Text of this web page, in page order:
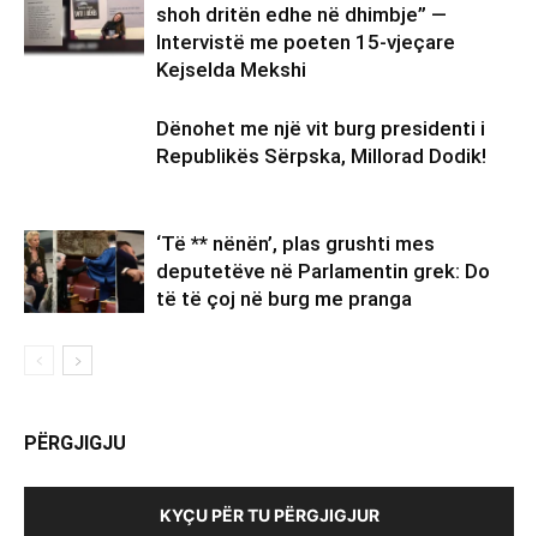
shoh dritën edhe në dhimbje” —
Intervistë me poeten 15-vjeçare
Kejselda Mekshi
Dënohet me një vit burg presidenti i
Republikës Sërpska, Millorad Dodik!
‘Të ** nënën’, plas grushti mes
deputetëve në Parlamentin grek: Do
të të çoj në burg me pranga
PËRGJIGJU
KYÇU PËR TU PËRGJIGJUR